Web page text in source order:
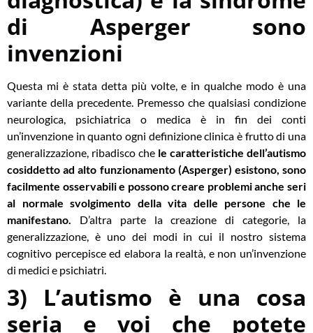
di Asperger sono
invenzioni
Questa mi è stata detta più volte, e in qualche modo è una
variante della precedente. Premesso che qualsiasi condizione
neurologica, psichiatrica o medica è in fin dei conti
un’invenzione in quanto ogni definizione clinica è frutto di una
generalizzazione, ribadisco che le caratteristiche dell’autismo
cosiddetto ad alto funzionamento (Asperger) esistono, sono
facilmente osservabili e possono creare problemi anche seri
al normale svolgimento della vita delle persone che le
manifestano
D’altra parte la creazione di categorie, la
generalizzazione, è uno dei modi in cui il nostro sistema
cognitivo percepisce ed elabora la realtà, e non un’invenzione
di medici e psichiatri.
3) L’autismo è una cosa
seria e voi che potete